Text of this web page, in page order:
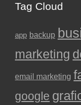
Tag Cloud
app backup
marketing
email marketing
google